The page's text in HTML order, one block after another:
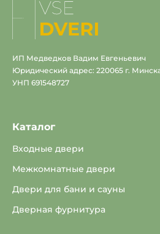
ИП Медведков Вадим Евгеньевич
Юридический адрес: 220065 г.
УНП 691548727
Каталог
Входные двери
Межкомнатные двери
Двери для бани и сауны
Дверная фурнитура